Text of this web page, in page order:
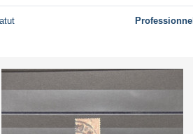
Professionnel